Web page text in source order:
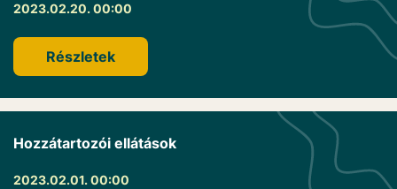
2023.02.20. 00:00
Részletek
Hozzátartozói ellátások
2023.02.01. 00:00